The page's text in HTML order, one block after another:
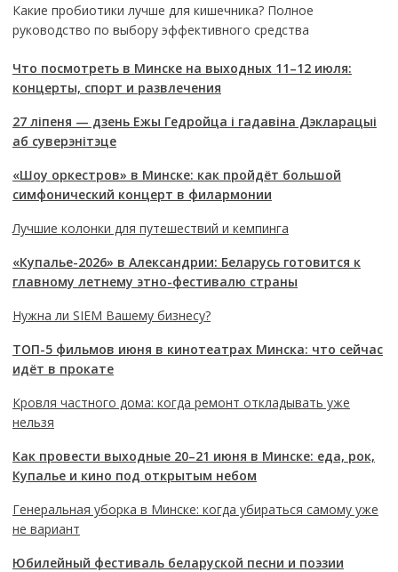
Какие пробиотики лучше для кишечника? Полное
руководство по выбору эффективного средства
Что посмотреть в Минске на выходных 11–12 июля:
концерты, спорт и развлечения
27 ліпеня — дзень Ежы Гедройца і гадавіна Дэкларацыі
аб суверэнітэце
«Шоу оркестров» в Минске: как пройдёт большой
симфонический концерт в филармонии
Лучшие колонки для путешествий и кемпинга
«Купалье-2026» в Александрии: Беларусь готовится к
главному летнему этно-фестивалю страны
Нужна ли SIEM Вашему бизнесу?
ТОП-5 фильмов июня в кинотеатрах Минска: что сейчас
идёт в прокате
Кровля частного дома: когда ремонт откладывать уже
нельзя
Как провести выходные 20–21 июня в Минске: еда, рок,
Купалье и кино под открытым небом
Генеральная уборка в Минске: когда убираться самому уже
не вариант
Юбилейный фестиваль беларуской песни и поэзии